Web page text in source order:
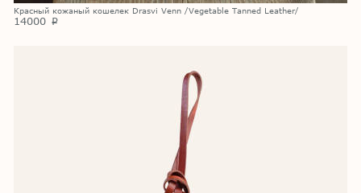
Красный кожаный кошелек Drasvi Venn /Vegetable Tanned Leather/
14000 p